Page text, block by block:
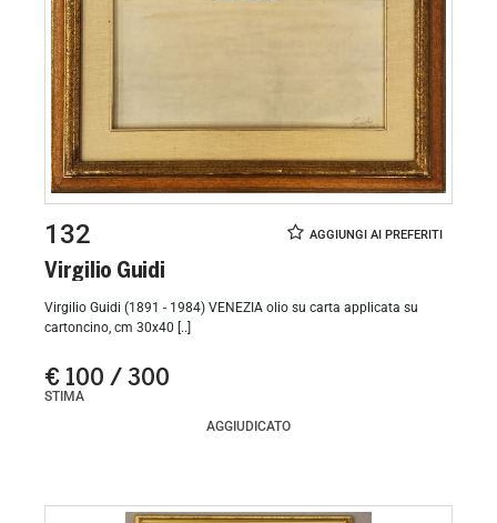
132
Virgilio Guidi
Virgilio Guidi (1891 - 1984) VENEZIA olio su carta applicata su
cartoncino, cm 30x40 [..]
€ 100 / 300
STIMA
AGGIUDICATO